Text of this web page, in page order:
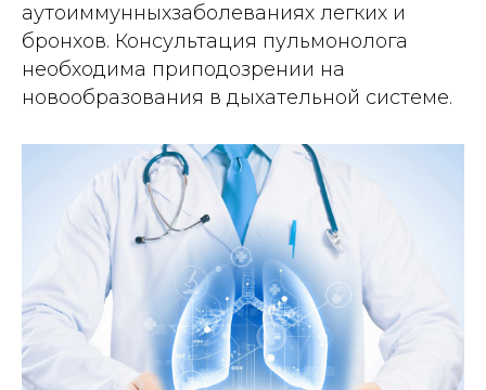
аутоиммунныхзаболеваниях легких и
бронхов. Консультация пульмонолога
необходима приподозрении на
новообразования в дыхательной системе.